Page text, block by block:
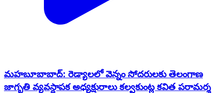
మహబూబాబాద్: రెడ్యాలలో వెన్నం సోదరులకు తెలంగాణ
జాగృతి వ్యవస్థాపక అధ్యక్షురాలు కల్వకుంట్ల కవిత పరామర్శ